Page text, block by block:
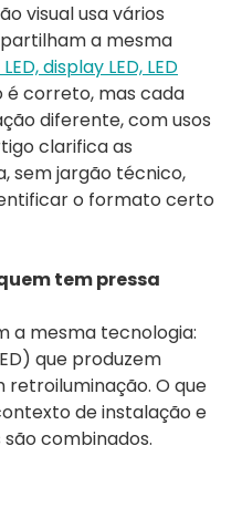
visual usa vários
a mesma
display LED, LED
é correto, mas cada
diferente, com usos
clarifica as
sem jargão técnico,
o formato certo
tem pressa
a mesma tecnologia:
que produzem
O que
de instalação e
combinados.